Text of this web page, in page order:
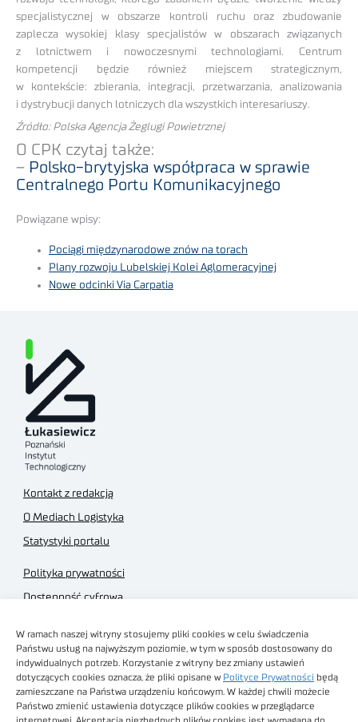
W ramach naszej witryny stosujemy pliki cookies w celu świadczenia
Państwu usług na najwyższym poziomie, w tym w sposób dostosowany do
indywidualnych potrzeb. Korzystanie z witryny bez zmiany ustawień
dotyczących cookies oznacza, że pliki opisane w Polityce Prywatności będą
zamieszczane na Państwa urządzeniu końcowym. W każdej chwili możecie
Państwo zmienić ustawienia dotyczące plików cookies w przeglądarce
specjalistycznej w obszarze kontroli ruchu oraz zbudowanie
zaplecza wysokiej klasy specjalistów w obszarach związanych
z lotnictwem i nowoczesnymi technologiami. Centrum
kompetencji będzie również miejscem strategicznym,
w kontekście: zbierania, integracji, przetwarzania, analizowania
i dystrybucji danych lotniczych dla wszystkich interesariuszy.
Źródło: Polska Agencja Żeglugi Powietrznej
O CPK czytaj także:
– Polsko-brytyjska współpraca w sprawie
Centralnego Portu Komunikacyjnego
Powiązane wpisy:
Pociągi międzynarodowe znów na torach
Plany rozwoju Lubelskiej Kolei Aglomeracyjnej
Nowe odcinki Via Carpatia
Kontakt z redakcją
O Mediach Logistyka
Statystyki portalu
Polityka prywatności
Dostępność cyfrowa
Regulamin sklepu